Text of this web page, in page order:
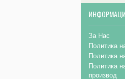
За Нас
Политика
Политика
Политика
производ